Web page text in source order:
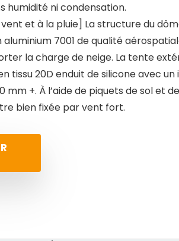
humidité ni condensation.
et à la pluie] La structure du
7001 de qualité
la charge de neige. La tente
tissu 20D enduit de silicone avec un
mm +. À l’aide de piquets de sol et
bien fixée par vent fort.